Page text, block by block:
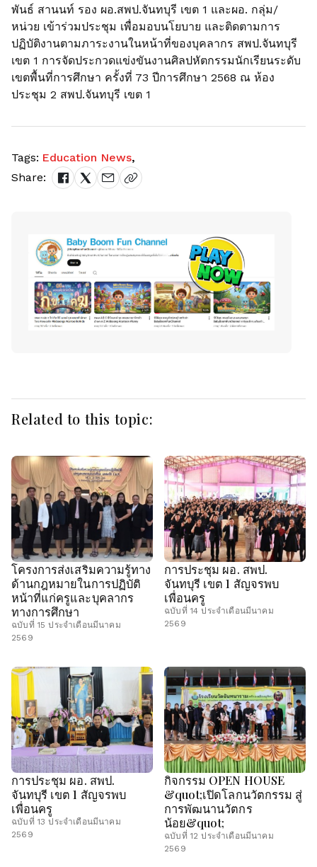
พันธ์ สานนท์ รอง ผอ.สพป.จันทบุรี เขต 1 และผอ. กลุ่ม/
หน่วย เข้าร่วมประชุม เพื่อมอบนโยบาย และติดตามการ
ปฏิบัติงานตามภาระงานในหน้าที่ของบุคลากร สพป.จันทบุรี
เขต 1 การจัดประกวดแข่งขันงานศิลปหัตกรรมนักเรียนระดับ
เขตพื้นที่การศึกษา ครั้งที่ 73 ปีการศึกษา 2568 ณ ห้อง
ประชุม 2 สพป.จันทบุรี เขต 1
Tags: Education News,
Share:
Related to this topic:
โครงการส่งเสริมความรู้ทาง
ด้านกฎหมายในการปฏิบัติ
หน้าที่แก่ครูและบุคลากร
ทางการศึกษา
ฉบับที่ 15 ประจำเดือนมีนาคม
2569
การประชุม ผอ. สพป.
จันทบุรี เขต 1 สัญจรพบ
เพื่อนครู
ฉบับที่ 14 ประจำเดือนมีนาคม
2569
การประชุม ผอ. สพป.
จันทบุรี เขต 1 สัญจรพบ
เพื่อนครู
ฉบับที่ 13 ประจำเดือนมีนาคม
2569
กิจกรรม OPEN HOUSE
&quot;เปิดโลกนวัตกรรม สู่
การพัฒนานวัตกร
น้อย&quot;
ฉบับที่ 12 ประจำเดือนมีนาคม
2569